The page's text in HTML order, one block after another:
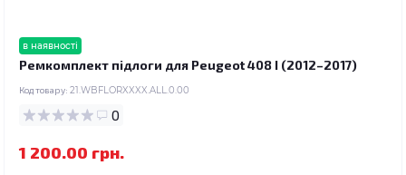
в наявності
Ремкомплект підлоги для Peugeot 408 I (2012–2017)
Код товару: 21.WBFLORXXXX.ALL.0.00
0
1 200.00 грн.